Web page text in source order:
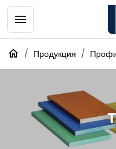
Продукция